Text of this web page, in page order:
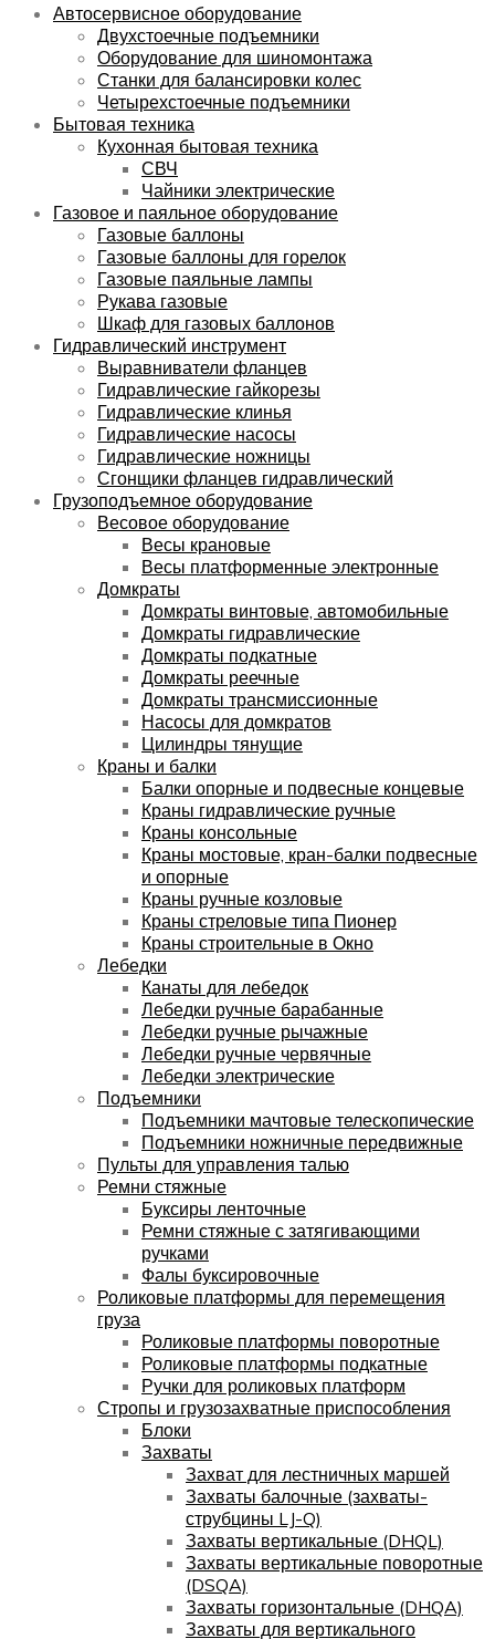
Автосервисное оборудование
Двухстоечные подъемники
Оборудование для шиномонтажа
Станки для балансировки колес
Четырехстоечные подъемники
Бытовая техника
Кухонная бытовая техника
СВЧ
Чайники электрические
Газовое и паяльное оборудование
Газовые баллоны
Газовые баллоны для горелок
Газовые паяльные лампы
Рукава газовые
Шкаф для газовых баллонов
Гидравлический инструмент
Выравниватели фланцев
Гидравлические гайкорезы
Гидравлические клинья
Гидравлические насосы
Гидравлические ножницы
Сгонщики фланцев гидравлический
Грузоподъемное оборудование
Весовое оборудование
Весы крановые
Весы платформенные электронные
Домкраты
Домкраты винтовые, автомобильные
Домкраты гидравлические
Домкраты подкатные
Домкраты реечные
Домкраты трансмиссионные
Насосы для домкратов
Цилиндры тянущие
Краны и балки
Балки опорные и подвесные концевые
Краны гидравлические ручные
Краны консольные
Краны мостовые, кран-балки подвесные
и опорные
Краны ручные козловые
Краны стреловые типа Пионер
Краны строительные в Окно
Лебедки
Канаты для лебедок
Лебедки ручные барабанные
Лебедки ручные рычажные
Лебедки ручные червячные
Лебедки электрические
Подъемники
Подъемники мачтовые телескопические
Подъемники ножничные передвижные
Пульты для управления талью
Ремни стяжные
Буксиры ленточные
Ремни стяжные с затягивающими
ручками
Фалы буксировочные
Роликовые платформы для перемещения
груза
Роликовые платформы поворотные
Роликовые платформы подкатные
Ручки для роликовых платформ
Стропы и грузозахватные приспособления
Блоки
Захваты
Захват для лестничных маршей
Захваты балочные (захваты-
струбцины LJ-Q)
Захваты вертикальные (DHQL)
Захваты вертикальные поворотные
(DSQA)
Захваты горизонтальные (DHQA)
Захваты для вертикального